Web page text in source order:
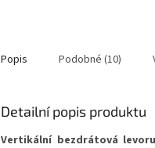
Popis Podobné (10)
Detailní popis produktu
Vertikální bezdrátová